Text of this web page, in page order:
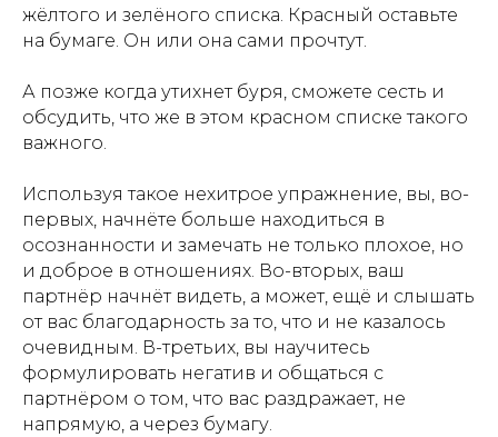
жёлтого и зелёного списка. Красный оставьте
на бумаге. Он или она сами прочтут.
А позже когда утихнет буря, сможете сесть и
обсудить, что же в этом красном списке такого
важного.
Используя такое нехитрое упражнение, вы, во-
первых, начнёте больше находиться в
осознанности и замечать не только плохое, но
и доброе в отношениях. Во-вторых, ваш
партнёр начнёт видеть, а может, ещё и слышать
от вас благодарность за то, что и не казалось
очевидным. В-третьих, вы научитесь
формулировать негатив и общаться с
партнёром о том, что вас раздражает, не
напрямую, а через бумагу.